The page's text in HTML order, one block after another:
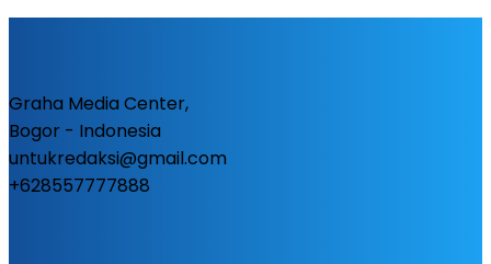
Graha Media Center,
Bogor - Indonesia
untukredaksi@gmail.com
+628557777888